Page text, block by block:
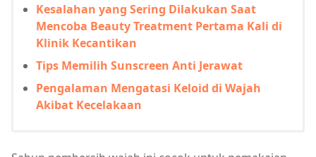
Kesalahan yang Sering Dilakukan Saat
Mencoba Beauty Treatment Pertama Kali di
Klinik Kecantikan
Tips Memilih Sunscreen Anti Jerawat
Pengalaman Mengatasi Keloid di Wajah
Akibat Kecelakaan